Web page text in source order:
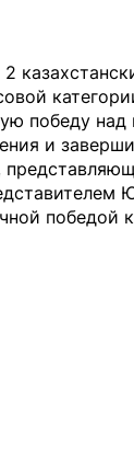
победу
и
победой